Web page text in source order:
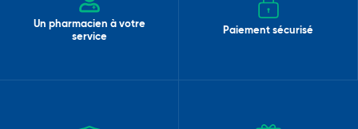
Un pharmacien à votre
service
Paiement sécurisé